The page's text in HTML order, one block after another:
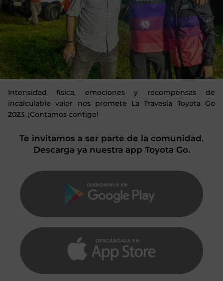
Intensidad física, emociones y recompensas de
incalculable valor nos promete La Travesía Toyota Go
2023. ¡Contamos contigo!
Te invitamos a ser parte de la comunidad.
Descarga ya nuestra app Toyota Go.